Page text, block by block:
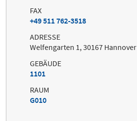
FAX
+49 511 762-3518
ADRESSE
Welfengarten 1, 30167 Hannover
GEBÄUDE
1101
RAUM
G010